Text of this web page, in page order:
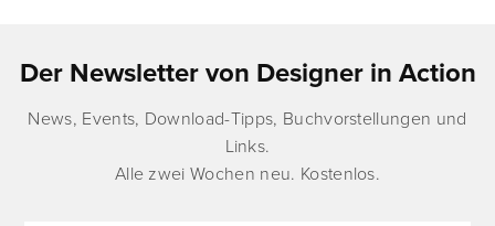
Der Newsletter von Designer in Action
News, Events, Download-Tipps, Buchvorstellungen und
Links.
Alle zwei Wochen neu. Kostenlos.